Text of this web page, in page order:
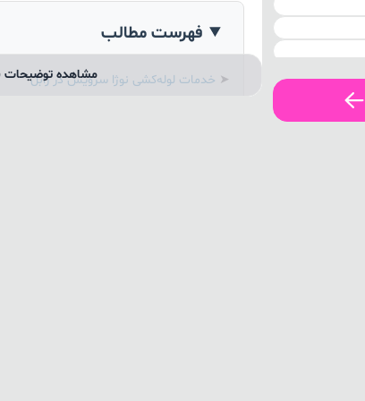
فهرست مطالب
➤ خدمات لوله‌کشی نوژا سرویس در زابل
مشاهده توضیحات